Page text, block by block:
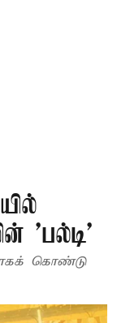
'பல்டி'
கொண்டு